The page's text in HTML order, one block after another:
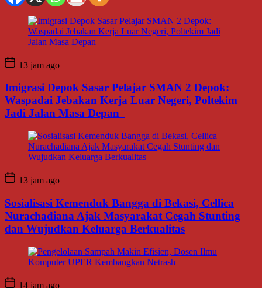
13 jam ago
Imigrasi Depok Sasar Pelajar SMAN 2 Depok:
Waspadai Jebakan Kerja Luar Negeri, Poltekim
Jadi Jalan Masa Depan
13 jam ago
Sosialisasi Kemenduk Bangga di Bekasi, Cellica
Nurachadiana Ajak Masyarakat Cegah Stunting
dan Wujudkan Keluarga Berkualitas
14 jam ago